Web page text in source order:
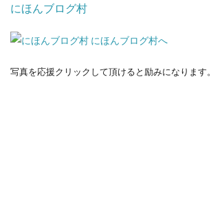
にほんブログ村
写真を応援クリックして頂けると励みになります。